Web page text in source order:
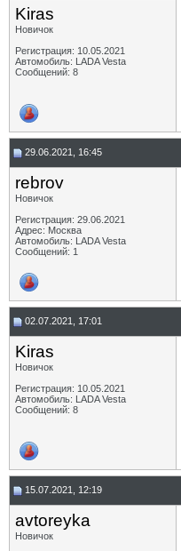
Kiras
Новичок
Регистрация: 10.05.2021
Автомобиль: LADA Vesta
Сообщений: 8
29.06.2021, 16:45
rebrov
Новичок
Регистрация: 29.06.2021
Адрес: Москва
Автомобиль: LADA Vesta
Сообщений: 1
02.07.2021, 17:01
Kiras
Новичок
Регистрация: 10.05.2021
Автомобиль: LADA Vesta
Сообщений: 8
15.07.2021, 12:19
avtoreyka
Новичок